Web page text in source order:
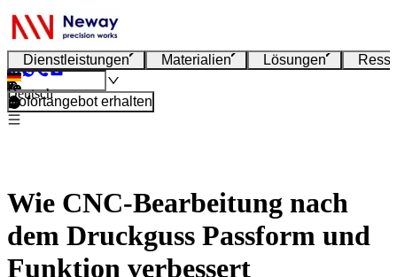
Dienstleistungen Materialien Lösungen
Deutsch
Sofortangebot erhalten
Wie CNC-Bearbeitung nach
dem Druckguss Passform und
Funktion verbessert